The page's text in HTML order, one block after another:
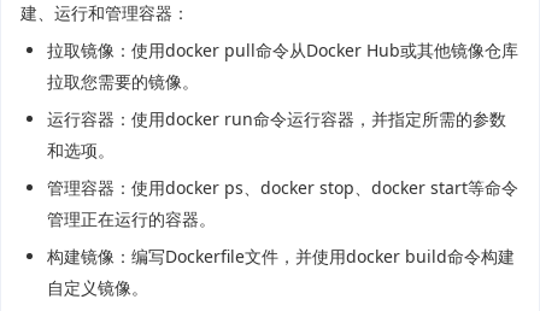
建、运行和管理容器：
拉取镜像：使用docker pull命令从Docker Hub或其他镜像仓库
拉取您需要的镜像。
运行容器：使用docker run命令运行容器，并指定所需的参数
和选项。
管理容器：使用docker ps、docker stop、docker start等命令
管理正在运行的容器。
构建镜像：编写Dockerfile文件，并使用docker build命令构建
自定义镜像。